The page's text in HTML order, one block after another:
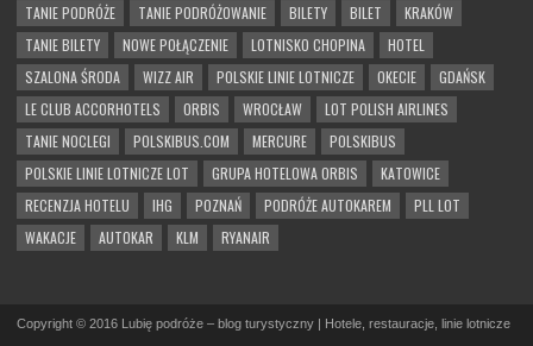
TANIE PODRÓŻE
TANIE PODRÓŻOWANIE BILETY BILET
KRAKÓW
TANIE BILETY
NOWE POŁĄCZENIE LOTNISKO CHOPINA
HOTEL
SZALONA ŚRODA
WIZZ AIR POLSKIE LINIE LOTNICZE OKECIE
GDAŃSK
LE CLUB ACCORHOTELS
ORBIS WROCŁAW
LOT POLISH AIRLINES
TANIE NOCLEGI
POLSKIBUS.COM MERCURE
POLSKIBUS
POLSKIE LINIE LOTNICZE LOT
GRUPA HOTELOWA ORBIS
KATOWICE
RECENZJA HOTELU
IHG POZNAŃ PODRÓŻE AUTOKAREM
PLL LOT
WAKACJE
AUTOKAR KLM RYANAIR
Copyright © 2016 Lubię podróże – blog turystyczny | Hotele, restauracje, linie lotnicze